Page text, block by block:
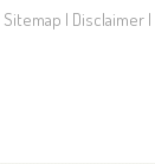
Sitemap | Disclaimer |